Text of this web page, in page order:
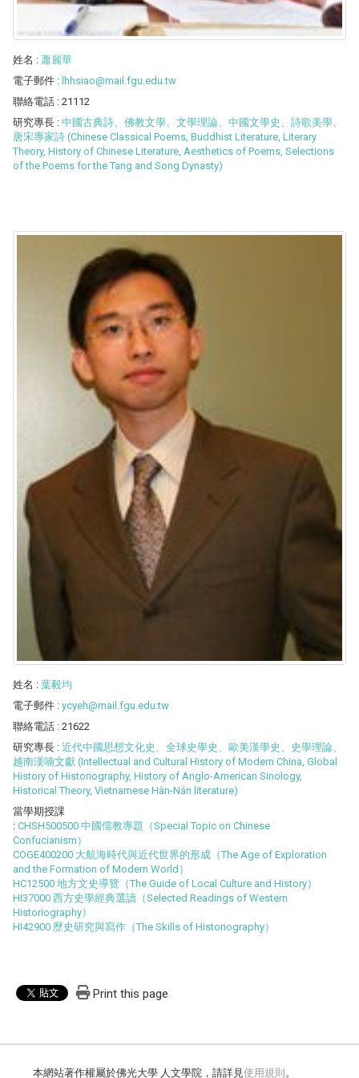
姓名 : 蕭麗華
電子郵件 : lhhsiao@mail.fgu.edu.tw
聯絡電話 : 21112
研究專長 : 中國古典詩、佛教文學、文學理論、中國文學史、詩歌美學、
唐宋專家詩 (Chinese Classical Poems, Buddhist Literature, Literary
Theory, History of Chinese Literature, Aesthetics of Poems, Selections
of the Poems for the Tang and Song Dynasty)
姓名 : 葉毅均
電子郵件 : ycyeh@mail.fgu.edu.tw
聯絡電話 : 21622
研究專長 : 近代中國思想文化史、全球史學史、歐美漢學史、史學理論、
越南漢喃文獻 (Intellectual and Cultural History of Modern China, Global
History of Historiography, History of Anglo-American Sinology,
Historical Theory, Vietnamese Hàn-Nán literature)
當學期授課
: CHSH500500 中國儒教專題（Special Topic on Chinese
Confucianism）
COGE400200 大航海時代與近代世界的形成（The Age of Exploration
and the Formation of Modern World）
HC12500 地方文史導覽（The Guide of Local Culture and History）
HI37000 西方史學經典選讀（Selected Readings of Western
Historiography）
HI42900 歷史研究與寫作（The Skills of Historiography）
Print this page
本網站著作權屬於佛光大學 人文學院，請詳見 使用規則 。